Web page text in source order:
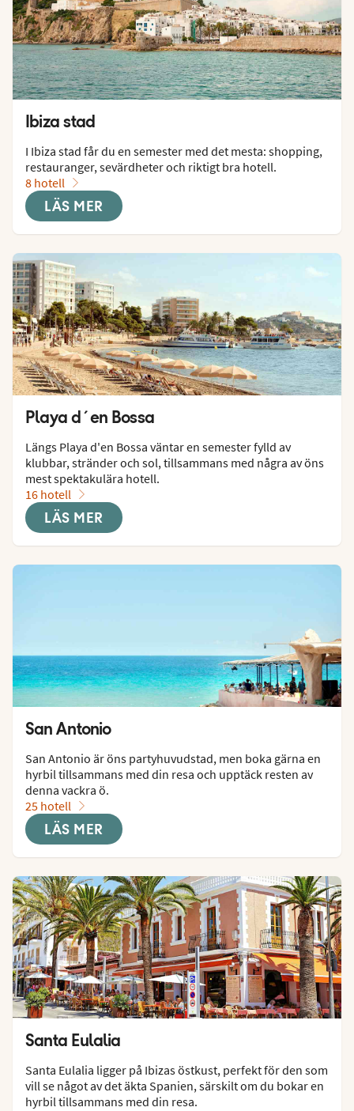
Ibiza stad
I Ibiza stad får du en semester med det mesta: shopping,
restauranger, sevärdheter och riktigt bra hotell.
8 hotell
LÄS MER
Playa d´en Bossa
Längs Playa d'en Bossa väntar en semester fylld av
klubbar, stränder och sol, tillsammans med några av öns
mest spektakulära hotell.
16 hotell
LÄS MER
San Antonio
San Antonio är öns partyhuvudstad, men boka gärna en
hyrbil tillsammans med din resa och upptäck resten av
denna vackra ö.
25 hotell
LÄS MER
Santa Eulalia
Santa Eulalia ligger på Ibizas östkust, perfekt för den som
vill se något av det äkta Spanien, särskilt om du bokar en
hyrbil tillsammans med din resa.